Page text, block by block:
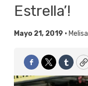
Estrella’!
Mayo 21, 2019 •
Facebook
Twitter